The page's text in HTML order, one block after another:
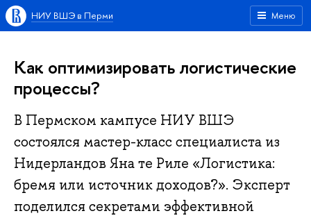
Меню
НИУ ВШЭ в Перми
Как оптимизировать логистические
процессы?
В Пермском кампусе НИУ ВШЭ
состоялся мастер-класс специалиста из
Нидерландов Яна те Риле «Логистика:
бремя или источник доходов?». Эксперт
поделился секретами эффективной